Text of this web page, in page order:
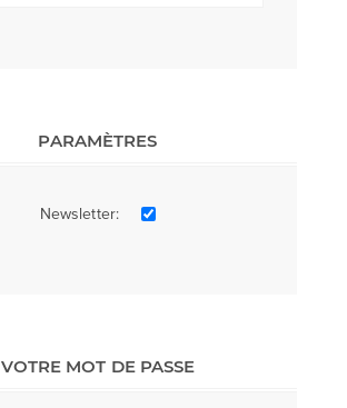
PARAMÈTRES
Newsletter:
VOTRE MOT DE PASSE